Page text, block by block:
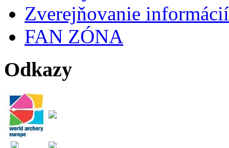
Zverejňovanie informácií
FAN ZÓNA
Odkazy